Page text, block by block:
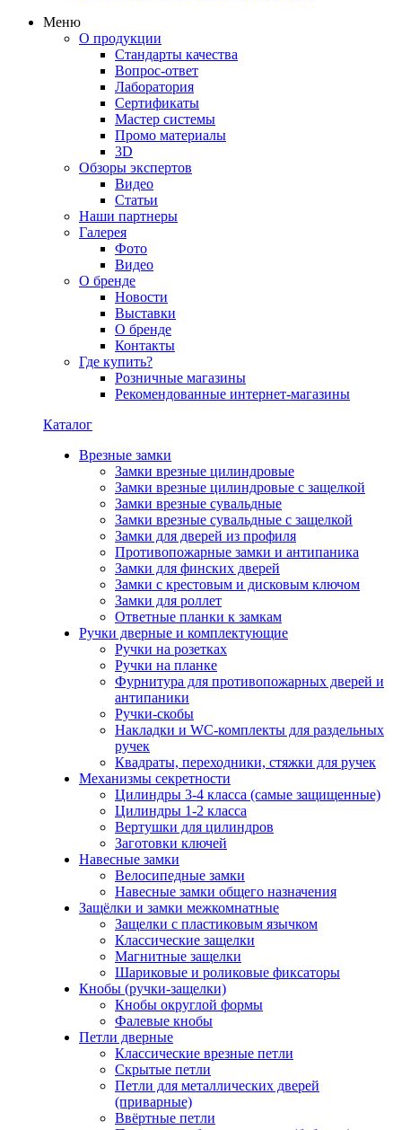
Меню
О продукции
Стандарты качества
Вопрос-ответ
Лаборатория
Сертификаты
Мастер системы
Промо материалы
3D
Обзоры экспертов
Видео
Статьи
Наши партнеры
Галерея
Фото
Видео
О бренде
Новости
Выставки
О бренде
Контакты
Где купить?
Розничные магазины
Рекомендованные интернет-магазины
Каталог
Врезные замки
Замки врезные цилиндровые
Замки врезные цилиндровые с защелкой
Замки врезные сувальдные
Замки врезные сувальдные с защелкой
Замки для дверей из профиля
Противопожарные замки и антипаника
Замки для финских дверей
Замки с крестовым и дисковым ключом
Замки для роллет
Ответные планки к замкам
Ручки дверные и комплектующие
Ручки на розетках
Ручки на планке
Фурнитура для противопожарных дверей и
антипаники
Ручки-скобы
Накладки и WC-комплекты для раздельных
ручек
Квадраты, переходники, стяжки для ручек
Механизмы секретности
Цилиндры 3-4 класса (самые защищенные)
Цилиндры 1-2 класса
Вертушки для цилиндров
Заготовки ключей
Навесные замки
Велосипедные замки
Навесные замки общего назначения
Защёлки и замки межкомнатные
Защелки с пластиковым язычком
Классические защелки
Магнитные защелки
Шариковые и роликовые фиксаторы
Кнобы (ручки-защелки)
Кнобы округлой формы
Фалевые кнобы
Петли дверные
Классические врезные петли
Скрытые петли
Петли для металлических дверей
(приварные)
Ввёртные петли